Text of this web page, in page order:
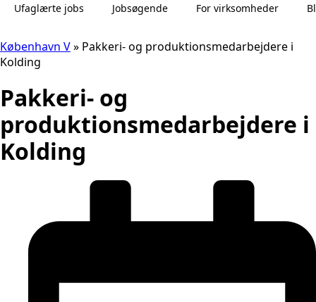
Ufaglærte jobs Jobsøgende For virksomheder
København V» Pakkeri- og produktionsmedarbejdere i
Kolding
Pakkeri- og
produktionsmedarbejdere i
Kolding